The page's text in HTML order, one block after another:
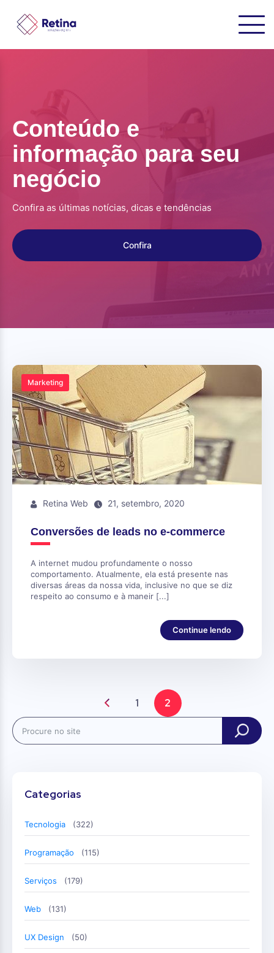
Conteúdo e
informação para seu
negócio
Confira as últimas notícias, dicas e tendências
Confira
Marketing
Retina Web 21, setembro, 2020
Conversões de leads no e-commerce
A internet mudou profundamente o nosso
comportamento. Atualmente, ela está presente nas
diversas áreas da nossa vida, inclusive no que se diz
respeito ao consumo e à maneir [...]
Continue lendo
1 2
Search
Categorias
Tecnologia (322)
Programação (115)
Serviços (179)
Web (131)
UX Design (50)